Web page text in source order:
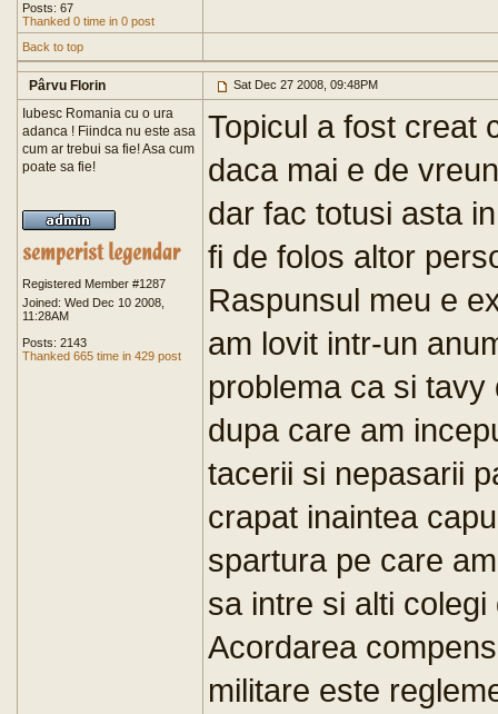
Posts: 67
Thanked 0 time in 0 post
Back to top
Pârvu Florin Sat Dec 27 2008, 09:48PM
Iubesc Romania cu o ura
adanca ! Fiindca nu este asa
cum ar trebui sa fie! Asa cum
poate sa fie!
Registered Member #1287
Joined: Wed Dec 10 2008,
11:28AM
Posts: 2143
Thanked 665 time in 429 post
Topicul a fost creat
daca mai e de
dar fac totusi asta
fi de folos altor
Raspunsul meu e
am lovit intr-un
problema ca si
dupa care am
tacerii si nepasarii
crapat inaintea
spartura pe care
sa intre si alti colegi
Acordarea
militare este